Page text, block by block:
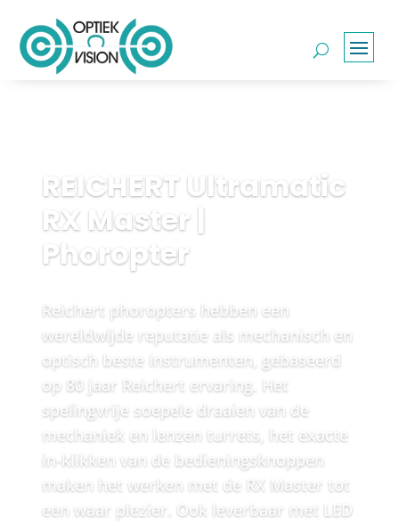
REICHERT Ultramatic
RX Master |
Phoropter
Reichert phoropters hebben een
wereldwijde reputatie als mechanisch en
optisch beste instrumenten, gebaseerd
op 80 jaar Reichert ervaring. Het
spelingvrije soepele draaien van de
mechaniek en lenzen turrets, het exacte
in-klikken van de bedieningsknoppen
maken het werken met de RX Master tot
een waar plezier. Ook leverbaar met LED